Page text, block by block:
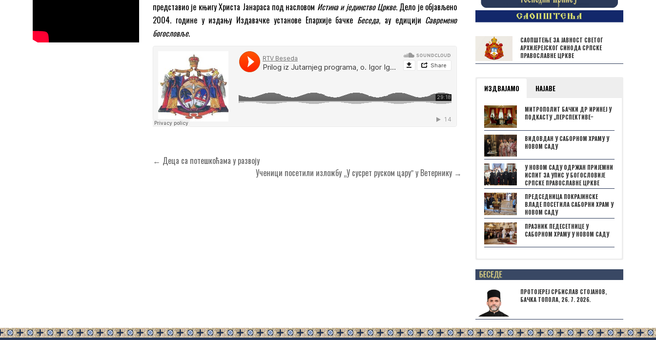
представио је књигу Христа Јанараса под насловом Истина и јединство Цркве. Дело је објављено
2004. године у издању Издавачке установе Епархије бачке Беседа, ау едицији Савремено
богословље.
Кретање
← Деца са потешкоћама у развоју
Ученици посетили изложбу „У сусрет руском царуˮ у Ветернику →
САОПШТЕЊЕ ЗА ЈАВНОСТ СВЕТОГ
АРХИЈЕРЕЈСКОГ СИНОДА СРПСКЕ
ПРАВОСЛАВНЕ ЦРКВЕ
ИЗДВАЈАМО НАЈАВЕ
МИТРОПОЛИТ БАЧКИ ДР ИРИНЕЈ У
ПОДКАСТУ „ПЕРСПЕКТИВЕˮ
ВИДОВДАН У САБОРНОМ ХРАМУ У
НОВОМ САДУ
У НОВОМ САДУ ОДРЖАН ПРИЈЕМНИ
ИСПИТ ЗА УПИС У БОГОСЛОВИЈЕ
СРПСКЕ ПРАВОСЛАВНЕ ЦРКВЕ
ПРЕДСЕДНИЦА ПОКРАЈИНСКЕ
ВЛАДЕ ПОСЕТИЛА САБОРНИ ХРАМ У
НОВОМ САДУ
ПРАЗНИК ПЕДЕСЕТНИЦЕ У
САБОРНОМ ХРАМУ У НОВОМ САДУ
Posts not found
ПРОТОЈЕРЕЈ СРБИСЛАВ СТОЈАНОВ,
БАЧКА ТОПОЛА, 26. 7. 2026.